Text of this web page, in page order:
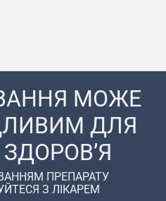
МОЖЕ
ДЛЯ
ПРЕПАРАТУ
З ЛІКАРЕМ